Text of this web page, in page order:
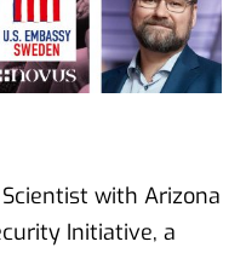
with Arizona
Initiative, a